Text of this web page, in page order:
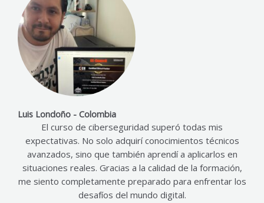
Luis Londoño - Colombia
El curso de ciberseguridad superó todas mis
expectativas. No solo adquirí conocimientos técnicos
avanzados, sino que también aprendí a aplicarlos en
situaciones reales. Gracias a la calidad de la formación,
me siento completamente preparado para enfrentar los
desafíos del mundo digital.